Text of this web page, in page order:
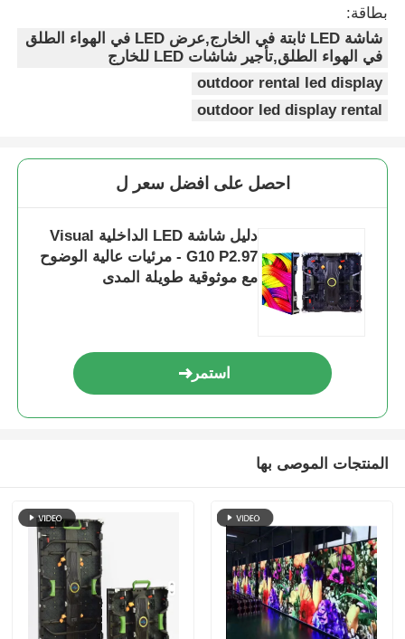
بطاقة:
شاشة LED ثابتة في الخارج,عرض LED في الهواء الطلق
في الهواء الطلق,تأجير شاشات LED للخارج
outdoor rental led display
outdoor led display rental
احصل على افضل سعر ل
دليل شاشة LED الداخلية Visual
G10 P2.97 - مرئيات عالية الوضوح
مع موثوقية طويلة المدى
استمر
المنتجات الموصى بها